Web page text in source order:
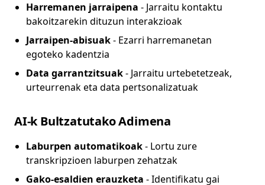
Harremanen jarraipena - Jarraitu kontaktu
bakoitzarekin dituzun interakzioak
Jarraipen-abisuak- Ezarri harremanetan
egoteko kadentzia
Data garrantzitsuak- Jarraitu urtebetetzeak,
urteurrenak eta data pertsonalizatuak
AI-k Bultzatutako Adimena
Laburpen automatikoak- Lortu zure
transkripzioen laburpen zehatzak
Gako-esaldien erauzketa - Identifikatu gai